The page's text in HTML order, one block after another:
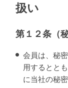
扱い
第１２条（
会員は、秘
用するとと
に当社の秘